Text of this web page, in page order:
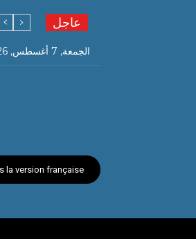
عاجل
الجمعة, 7 أغسطس, 2026
la version française